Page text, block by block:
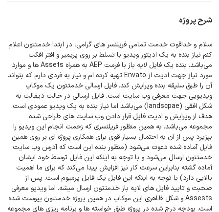
شرح پروژه
سلام و خداقوت خدمت تمامی فریلنسر های گرامی، در ابتدا خدمتتون اعلام
کنم نیاز بنده به یک ادیتور ویدیو با تسلط بر روی پریمیر و افتر افکت
می‌باشد. بنده یک فایل لایه باز با فرمت AEP به همراه Assets ها و موارد
مورد نیاز جهت ادیت از Envato تهیه کرده ام و نیاز به فردی دارم که بتواند
آن را طبق سلیقه بنده ویرایش کند. فایل ارسالی خدمتتون یک موکاپ
ویدیویی جهت معرفی وب سایت است. فایل ارسالی در حالت دیفالت به
شکل افقی (landscpae) می‌باشد اما نیاز بنده به یک ویدیو عمودی است.
هدف از ویرایش و ادیت فایل قرار دادن وب سایت های طراحی شده
مجموعه می‌باشد. به همین منظور فریلنسری که زحمت انجام این ویدیو را
بپزیرد پس از آن به احتمال بسیار قوی برای همکاری پروژه ای بر روی همین
فایل آماده شده دعوت می‌شود (منظور بنده این است که آدرس وب سایت
خدمتتون ارسال می‌شود و با توجه به اینکه این فایل توسط خود ایشان
آماده گشته بنابراین سرعت کار نیز افزایش پیدا می‌کند که برای ما اهمیت
بالایی دارد) با توجه به اینکه این فایل یک فایل پرمیوم است. پس از
صحبت و تایید فایل های لایه باز خدمتتون ارسال میشه. اما ویدیو معرفی
Assests و شکل ظاهری این موکاپ در همین پروژه خدمتتون پیوست شده
است. بودجه درج شده در پروژه طبق خواسته ها و برنامه ریزی های مجموعه